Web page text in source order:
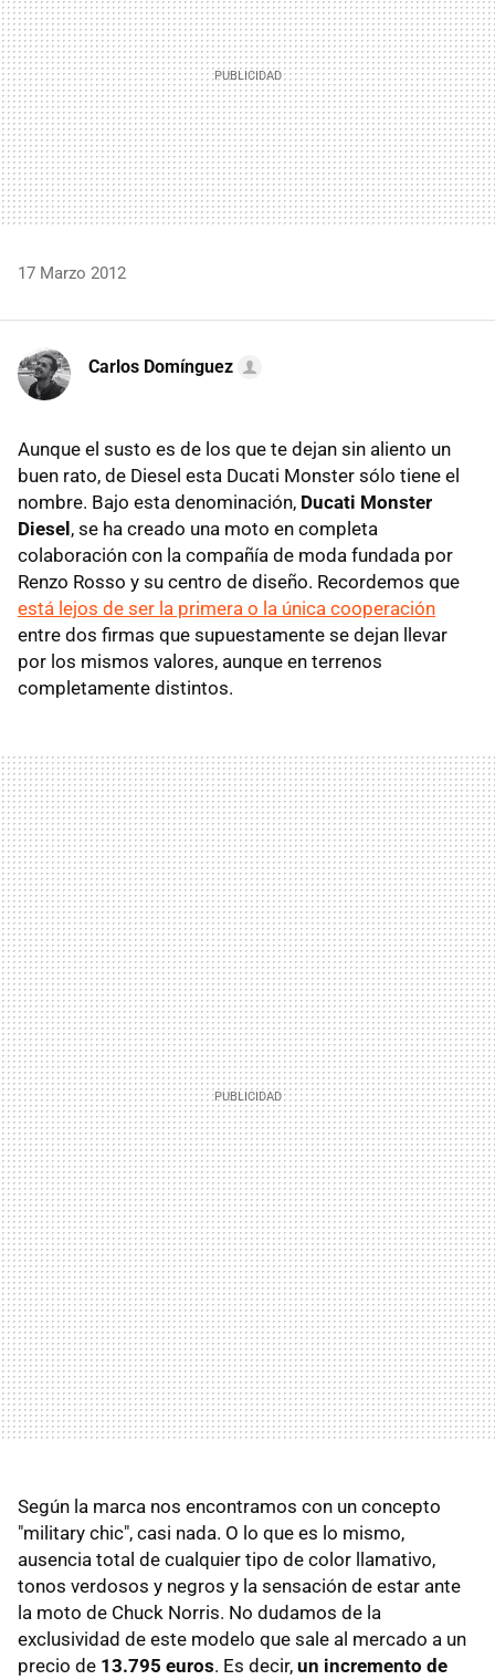
17 Marzo 2012
Carlos Domínguez
Aunque el susto es de los que te dejan sin aliento un
buen rato, de Diesel esta Ducati Monster sólo tiene el
nombre. Bajo esta denominación, Ducati Monster
Diesel, se ha creado una moto en completa
colaboración con la compañía de moda fundada por
Renzo Rosso y su centro de diseño. Recordemos que
está lejos de ser la primera o la única cooperación
entre dos firmas que supuestamente se dejan llevar
por los mismos valores, aunque en terrenos
completamente distintos.
Según la marca nos encontramos con un concepto
"military chic", casi nada. O lo que es lo mismo,
ausencia total de cualquier tipo de color llamativo,
tonos verdosos y negros y la sensación de estar ante
la moto de Chuck Norris. No dudamos de la
exclusividad de este modelo que sale al mercado a un
precio de 13.795 euros. Es decir, un incremento de